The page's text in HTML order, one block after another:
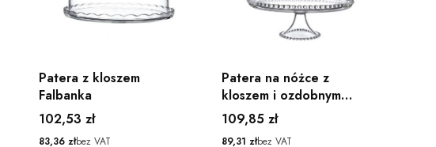
Patera z kloszem
Falbanka
Cena
102,53 zł
Cena
83,36 złbez VAT
Patera na nóżce z
kloszem i ozdobnym
rantem Jasło
Cena
109,85 zł
Cena
89,31 złbez VAT